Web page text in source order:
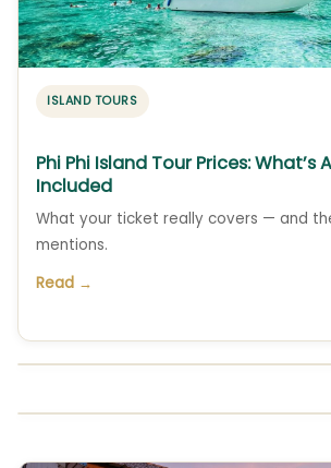
ISLAND TOURS
Phi Phi Island Tour Prices: What’s
Included
What your ticket really covers — and
mentions.
Read →